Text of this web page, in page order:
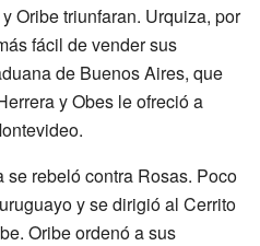
Oribe triunfaran. Urquiza, por
fácil de vender sus
de Buenos Aires, que
y Obes le ofreció a
rebeló contra Rosas. Poco
y se dirigió al Cerrito
Oribe ordenó a sus